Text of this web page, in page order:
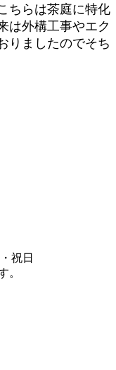
ちらは茶庭に特化
は外構工事やエク
りましたのでそち
祝日
。